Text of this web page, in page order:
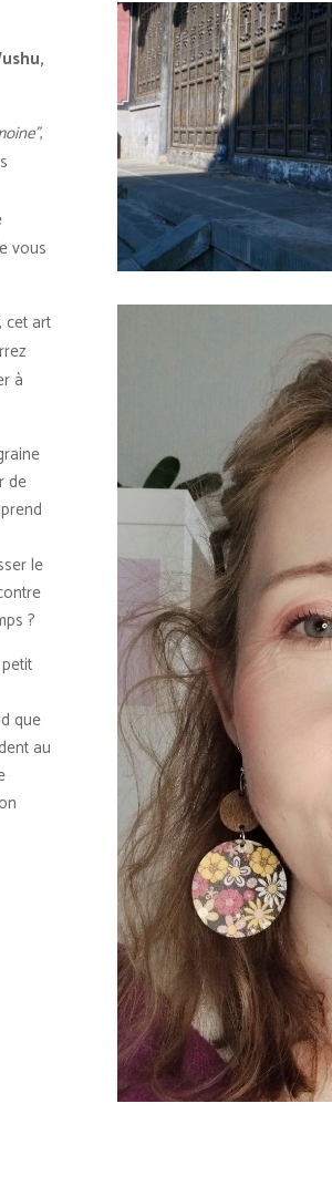
,
vous
cet art
à
de
le
?
que
au